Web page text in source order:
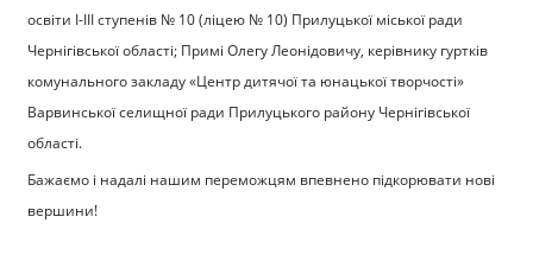
освіти І-ІІІ ступенів № 10 (ліцею № 10) Прилуцької міської ради
Чернігівської області; Примі Олегу Леонідовичу, керівнику гуртків
комунального закладу «Центр дитячої та юнацької творчості»
Варвинської селищної ради Прилуцького району Чернігівської
області.
Бажаємо і надалі нашим переможцям впевнено підкорювати нові
вершини!